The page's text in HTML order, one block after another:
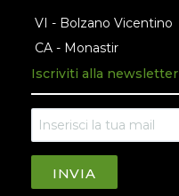
VI - Bolzano Vicentino
CA - Monastir
Iscriviti alla newsletter
INVIA